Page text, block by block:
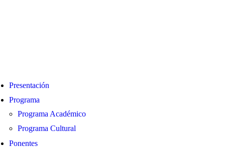
Presentación
Programa
Programa Académico
Programa Cultural
Ponentes